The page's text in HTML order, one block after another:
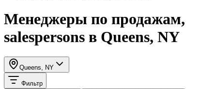
Менеджеры по продажам,
salespersons в Queens, NY
Queens, NY
Фильтр